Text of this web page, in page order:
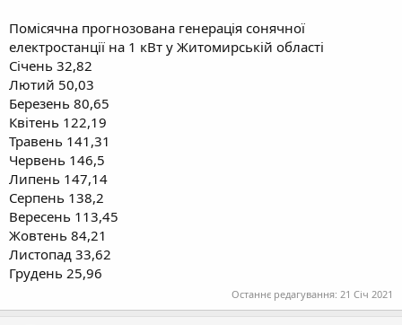
Помісячна прогнозована генерація сонячної
електростанції на 1 кВт у Житомирській області
Січень 32,82
Лютий 50,03
Березень 80,65
Квітень 122,19
Травень 141,31
Червень 146,5
Липень 147,14
Серпень 138,2
Вересень 113,45
Жовтень 84,21
Листопад 33,62
Грудень 25,96
Останнє редагування: 21 Січ 2021